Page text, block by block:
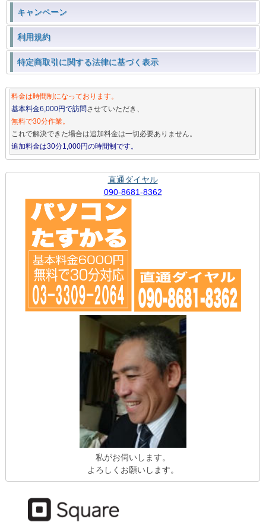
キャンペーン
利用規約
特定商取引に関する法律に基づく表示
料金は時間制になっております。
基本料金6,000円で訪問させていただき、
無料で30分作業。
これで解決できた場合は追加料金は一切必要ありません。
追加料金は30分1,000円の時間制です。
直通ダイヤル
090-8681-8362
私がお伺いします。
よろしくお願いします。